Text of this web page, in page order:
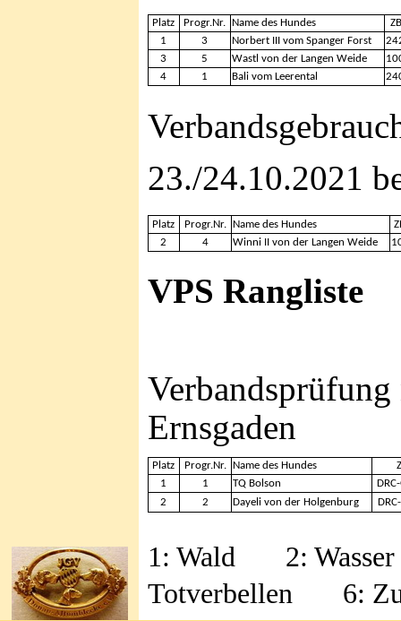
Platz Progr.Nr. Name des Hundes
1
3 Norbert III vom Spanger Forst
3
5 Wastl von der Langen Weide
4
1 Bali vom Leerental
23./24.10.2021
Platz Progr.Nr. Name des Hundes
2
4 Winni II von der Langen Weide
VPS Rangliste
Ernsgaden
Platz Progr.Nr. Name des Hundes
1
1 TQ Bolson
2
2 Dayeli von der Holgenburg
1: Wald 2:
Totverbellen 6: